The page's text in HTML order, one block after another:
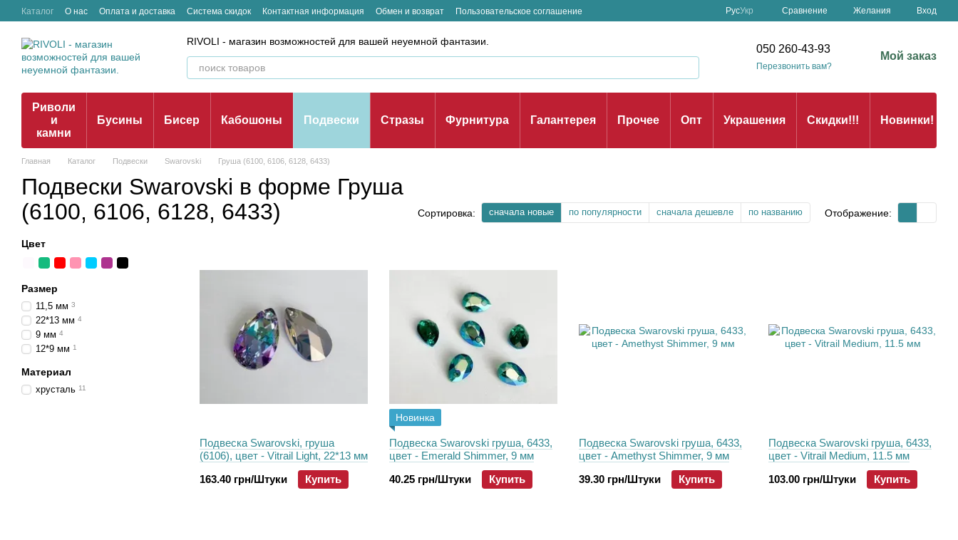
Перейти к основному контенту
Каталог О нас Оплата и доставка Система скидок Контактная информация Обмен и возврат
Пользовательское соглашение
РусУкр Сравнение Желания Вход
RIVOLI - магазин возможностей для вашей неуемной фантазии.
050 260-43-93
Перезвонить вам?
Мой заказ
Риволи
и
камни
Бусины Бисер Кабошоны Подвески Стразы Фурнитура Галантерея Прочее Опт Украшения Скидки!!! Новинки!
Главная Каталог Подвески Swarovski Груша (6100, 6106, 6128, 6433)
Подвески Swarovski в форме Груша
(6100, 6106, 6128, 6433)
Сортировка: сначала новые по популярности сначала дешевле по названию Отображение:
Подвеска Swarovski, груша
(6106), цвет - Vitrail Light, 22*13 мм
163.40 грн/Штуки
Купить
Новинка
Подвеска Swarovski груша, 6433,
цвет - Emerald Shimmer, 9 мм
40.25 грн/Штуки
Купить
Подвеска Swarovski груша, 6433,
цвет - Amethyst Shimmer, 9 мм
39.30 грн/Штуки
Купить
Подвеска Swarovski груша, 6433,
цвет - Vitrail Medium, 11.5 мм
103.00 грн/Штуки
Купить
Цвет
Размер
11,5 мм 3
22*13 мм 4
9 мм 4
12*9 мм 1
Материал
хрусталь 11